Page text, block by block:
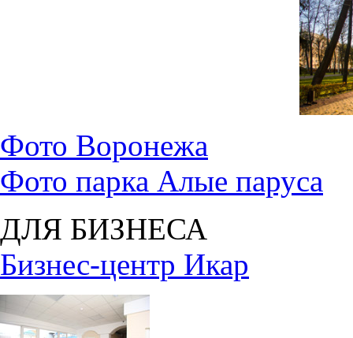
Фото Воронежа
Фото парка Алые паруса
ДЛЯ БИЗНЕСА
Бизнес-центр Икар